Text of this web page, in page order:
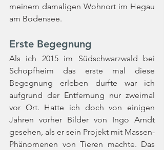
meinem damaligen Wohnort im Hegau
am Bodensee.
Erste Begegnung
Als ich 2015 im Südschwarzwald bei
Schopfheim das erste mal diese
Begegnung erleben durfte war ich
aufgrund der Entfernung nur zweimal
vor Ort. Hatte ich doch von einigen
Jahren vorher Bilder von Ingo Arndt
gesehen, als er sein Projekt mit Massen-
Phänomenen von Tieren machte. Das